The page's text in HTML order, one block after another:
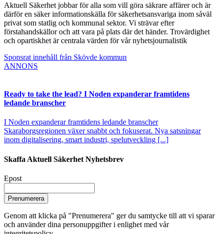
Aktuell Säkerhet jobbar för alla som vill göra säkrare affärer och är
därför en säker informationskälla för säkerhetsansvariga inom såväl
privat som statlig och kommunal sektor. Vi strävar efter
förstahandskällor och att vara på plats där det händer. Trovärdighet
och opartiskhet är centrala värden för vår nyhetsjournalistik
Sponsrat innehåll från Skövde kommun
ANNONS
Ready to take the lead? I Noden expanderar framtidens
ledande branscher
I Noden expanderar framtidens ledande branscher
Skaraborgsregionen växer snabbt och fokuserat. Nya satsningar
inom digitalisering, smart industri, spelutveckling [...]
Skaffa Aktuell Säkerhet Nyhetsbrev
Epost
Prenumerera
Genom att klicka på "Prenumerera" ger du samtycke till att vi sparar
och använder dina personuppgifter i enlighet med vår